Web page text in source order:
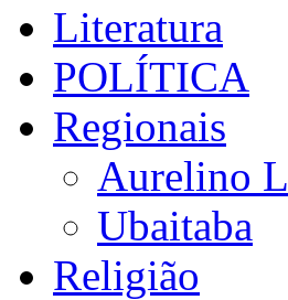
Literatura
POLÍTICA
Regionais
Aurelino
Ubaitaba
Religião